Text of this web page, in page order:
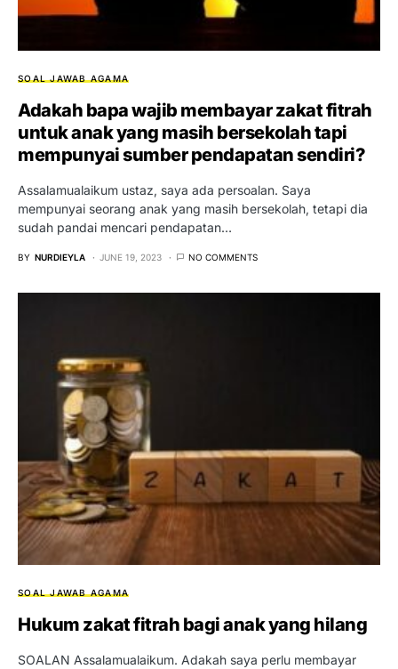
SOAL JAWAB AGAMA
Adakah bapa wajib membayar zakat fitrah
untuk anak yang masih bersekolah tapi
mempunyai sumber pendapatan sendiri?
Assalamualaikum ustaz, saya ada persoalan. Saya
mempunyai seorang anak yang masih bersekolah, tetapi dia
sudah pandai mencari pendapatan…
BY NURDIEYLA JUNE 19, 2023 NO COMMENTS
SOAL JAWAB AGAMA
Hukum zakat fitrah bagi anak yang hilang
SOALAN Assalamualaikum. Adakah saya perlu membayar